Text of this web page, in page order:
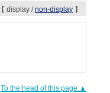
【 display /non-display 】
To the head of this page.▲